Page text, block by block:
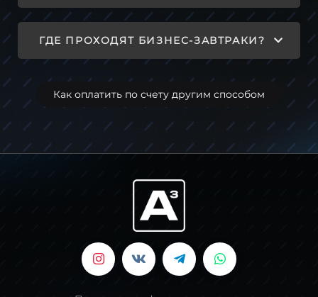
ГДЕ ПРОХОДЯТ БИЗНЕС-ЗАВТРАКИ?
Как оплатить по счету другим способом